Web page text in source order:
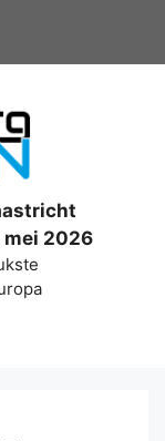
2026